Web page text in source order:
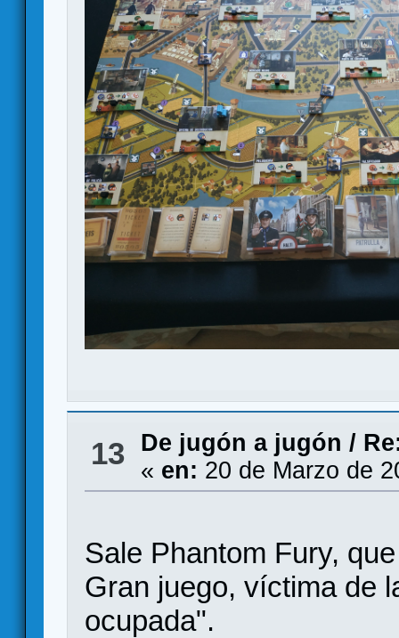
13 De jugón a jugón /
« en: 20 de Marzo de
Sale Phantom Fury,
Gran juego, víctima de
ocupada".